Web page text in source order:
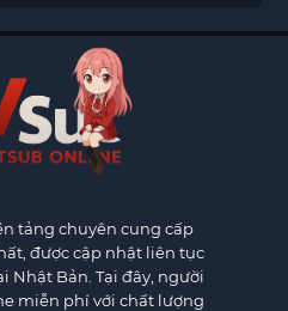
tảng chuyên cung cấp
được cập nhật liên tục
Nhật Bản. Tại đây, người
miễn phí với chất lượng